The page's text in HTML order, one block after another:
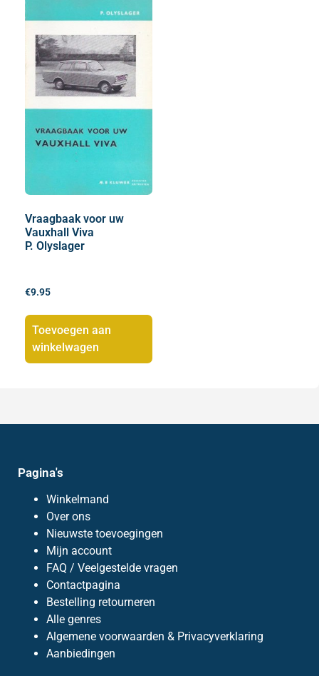
Vraagbaak voor uw
Vauxhall Viva
P. Olyslager
€9.95
Toevoegen aan
winkelwagen
Pagina's
Winkelmand
Over ons
Nieuwste toevoegingen
Mijn account
FAQ / Veelgestelde vragen
Contactpagina
Bestelling retourneren
Alle genres
Algemene voorwaarden & Privacyverklaring
Aanbiedingen